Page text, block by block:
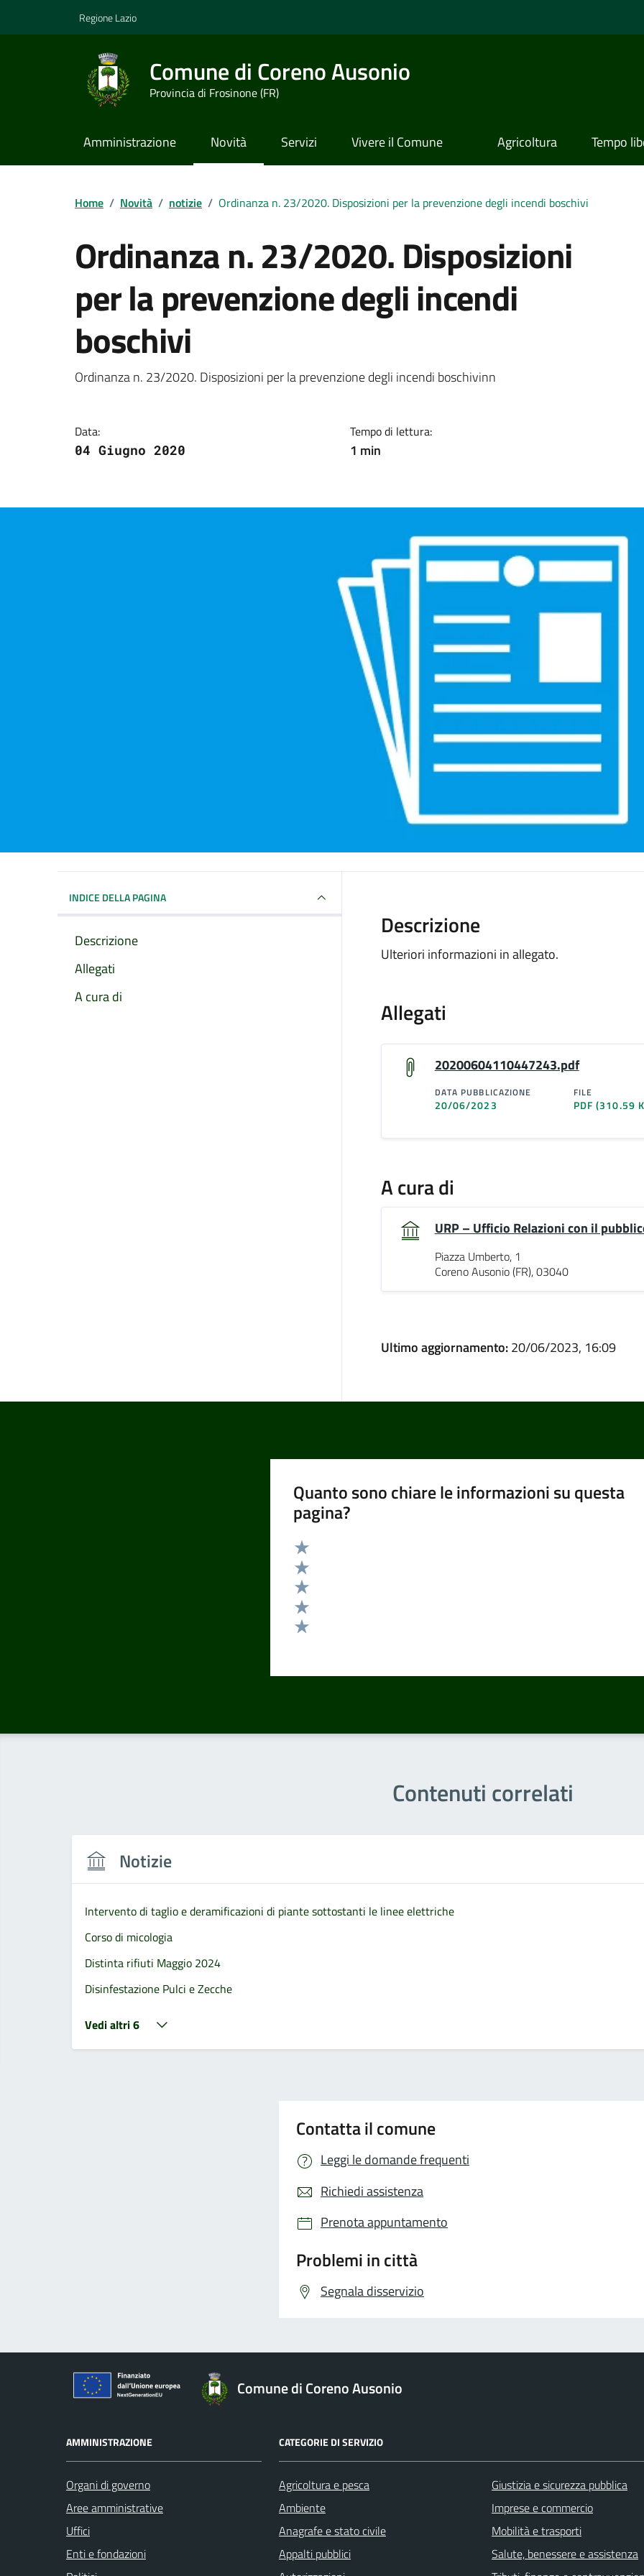
Regione Lazio
Comune di Coreno Ausonio
Provincia di Frosinone (FR)
Amministrazione Novità Servizi Vivere il Comune Agricoltura Tempo
Home / Novità / notizie / Ordinanza n. 23/2020. Disposizioni per la prevenzione degli incendi boschivi
Ordinanza n. 23/2020. Disposizioni
per la prevenzione degli incendi
boschivi
Dettagli della notizia
Ordinanza n. 23/2020. Disposizioni per la prevenzione degli incendi boschivinn
Data:
04 Giugno 2020
Tempo di lettura:
1 min
INDICE DELLA PAGINA
Descrizione
Allegati
A cura di
Descrizione
Ulteriori informazioni in allegato.
Allegati
20200604110447243.pdf
DATA PUBBLICAZIONE
20/06/2023
FILE
PDF(310.59
A cura di
URP – Ufficio Relazioni con il
Piazza Umberto, 1
Coreno Ausonio (FR), 03040
Ultimo aggiornamento:20/06/2023, 16:09
Quanto sono chiare le informazioni su questa
pagina?
Valuta 5 stelle su 5
Valuta 4 stelle su 5
Valuta 3 stelle su 5
Valuta 2 stelle su 5
Contenuti correlati
Notizie
Intervento di taglio e deramificazioni di piante sottostanti le linee elettriche
Corso di micologia
Distinta rifiuti Maggio 2024
Disinfestazione Pulci e Zecche
Vedi altri 6
Contatta il comune
Leggi le domande frequenti
Richiedi assistenza
Prenota appuntamento
Problemi in città
Segnala disservizio
Comune di Coreno Ausonio
AMMINISTRAZIONE
Organi di governo
Aree amministrative
Uffici
Enti e fondazioni
CATEGORIE DI SERVIZIO
Agricoltura e pesca
Ambiente
Anagrafe e stato civile
Appalti pubblici
Giustizia e sicurezza pubblica
Imprese e commercio
Mobilità e trasporti
Salute, benessere e assistenza